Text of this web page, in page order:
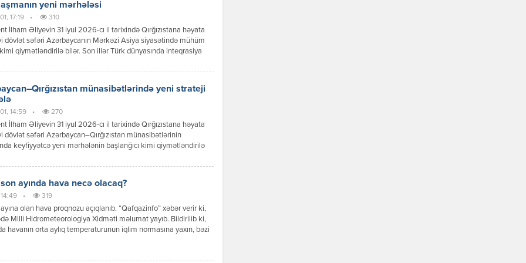
yeni mərhələsi
17:19 • 310
İlham Əliyevin 31 iyul 2026-cı il tarixində Qırğızıstana həyata
dövlət səfəri Azərbaycanın Mərkəzi Asiya siyasətində mühüm
qiymətləndirilə bilər. Son illər Türk dünyasında inteqrasiya
də yeni məzmun qazanır. Dövlət başçılarının görüşü zamanı
[…]
münasibətlərində yeni strateji
14:59 • 270
İlham Əliyevin 31 iyul 2026-cı il tarixində Qırğızıstana həyata
dövlət səfəri Azərbaycan–Qırğızıstan münasibətlərinin
keyfiyyətcə yeni mərhələnin başlanğıcı kimi qiymətləndirilə
qəbul edilən qərarlar və verilən siyasi mesajlar göstərir ki,
səviyyəsinə yüksəltmək əzmindədir. Prezident İlham Əliyevin
münasibətləri […]
son ayında hava necə olacaq?
• 319
olan hava proqnozu açıqlanıb. “Qafqazinfo” xəbər verir ki,
Milli Hidrometeorologiya Xidməti məlumat yayıb. Bildirilib ki,
havanın orta aylıq temperaturunun iqlim normasına yaxın, bəzi